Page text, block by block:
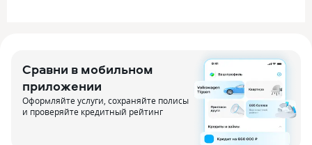
Сравни в мобильном
приложении
Оформляйте услуги, сохраняйте полисы
и проверяйте кредитный рейтинг